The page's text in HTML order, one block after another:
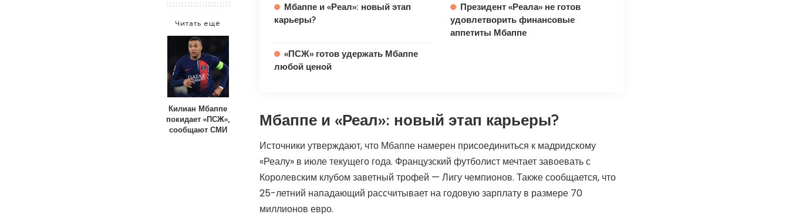
Читать ещё
Килиан Мбаппе
покидает «ПСЖ»,
сообщают СМИ
Мбаппе и «Реал»: новый этап
карьеры?
Президент «Реала» не готов
удовлетворить финансовые
аппетиты Мбаппе
«ПСЖ» готов удержать Мбаппе
любой ценой
Мбаппе и «Реал»: новый этап карьеры?
Источники утверждают, что Мбаппе намерен присоединиться к мадридскому
«Реалу» в июле текущего года. Французский футболист мечтает завоевать с
Королевским клубом заветный трофей — Лигу чемпионов. Также сообщается, что
25-летний нападающий рассчитывает на годовую зарплату в размере 70
миллионов евро.